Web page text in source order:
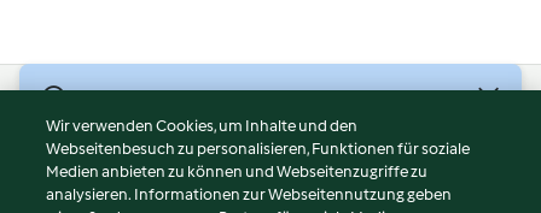
Nutzungsbedingungen
Datenschutzrichtlinien
Wir verwenden Cookies, um Inhalte und den
Webseitenbesuch zu personalisieren, Funktionen für soziale
Medien anbieten zu können und Webseitenzugriffe zu
analysieren. Informationen zur Webseitennutzung geben